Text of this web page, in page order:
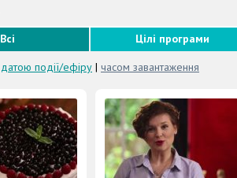
Всі Цілі програми
датою події/ефіру | часом завантаження